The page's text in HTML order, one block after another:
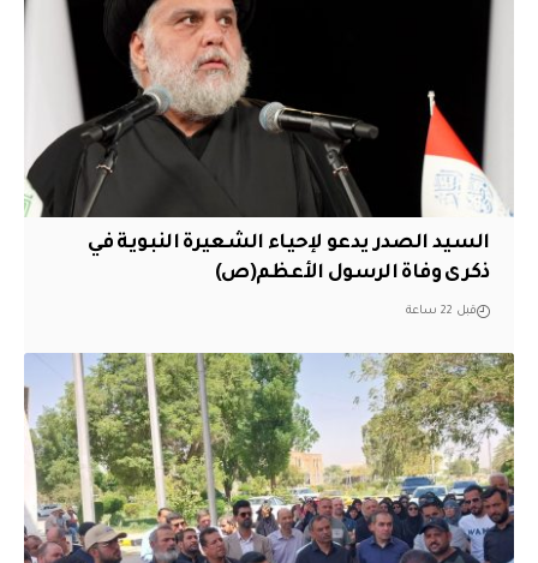
السيد الصدر يدعو لإحياء الشعيرة النبوية في
ذكرى وفاة الرسول الأعظم(ص)
قبل 22 ساعة